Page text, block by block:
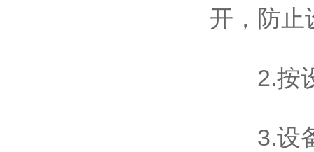
开，防止
2.按设
3.设备